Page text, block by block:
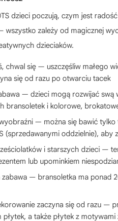
dzieci poczują, czym jest
wszystko zależy od magicznej
dzieciaków.
chwal się — uszczęśliw małego
się od razu po otwarciu tacek
— dzieci mogą rozwijać swą
bransoletek i kolorowe,
— można się bawić tylko
(sprzedawanymi oddzielnie), aby
i starszych dzieci —
lub upominkiem
zabawa — bransoletka ma ponad
zaczyna się od razu —
a także płytek z motywami